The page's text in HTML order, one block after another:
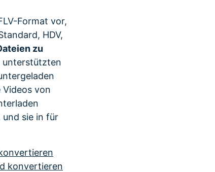
Format vor,
HDV,
zu
unterstützten
Videos von
und sie in für
konvertieren